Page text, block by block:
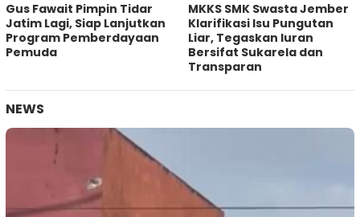
Gus Fawait Pimpin Tidar
Jatim Lagi, Siap Lanjutkan
Program Pemberdayaan
Pemuda
MKKS SMK Swasta Jember
Klarifikasi Isu Pungutan
Liar, Tegaskan Iuran
Bersifat Sukarela dan
Transparan
NEWS